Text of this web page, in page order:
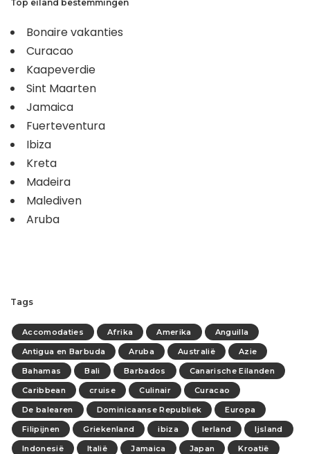
Top eiland bestemmingen
Bonaire vakanties
Curacao
Kaapeverdie
Sint Maarten
Jamaica
Fuerteventura
Ibiza
Kreta
Madeira
Malediven
Aruba
Tags
Accomodaties Afrika Amerika
Anguilla
Antigua en Barbuda
Aruba Australië
Azie
Bahamas
Bali Barbados
Canarische Eilanden
Caribbean
cruise Culinair
Curacao
De balearen
Dominicaanse Republiek
Europa
Filipijnen
Griekenland ibiza Ierland
Ijsland
Indonesië
Italië Jamaica Japan
Kroatië